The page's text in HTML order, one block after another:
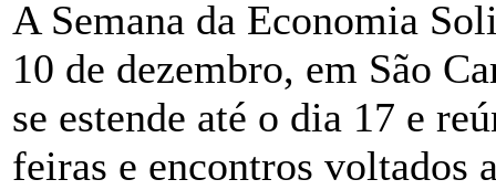
A Semana da Economia
10 de dezembro, em São
se estende até o dia 17 e
feiras e encontros voltados